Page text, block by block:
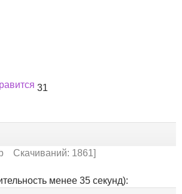
31
Скачиваний: 1861]
менее 35 секунд):